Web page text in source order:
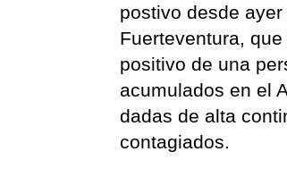
postivo desde
Fuerteventura,
positivo de una
acumulados en el
dadas de alta
contagiados.